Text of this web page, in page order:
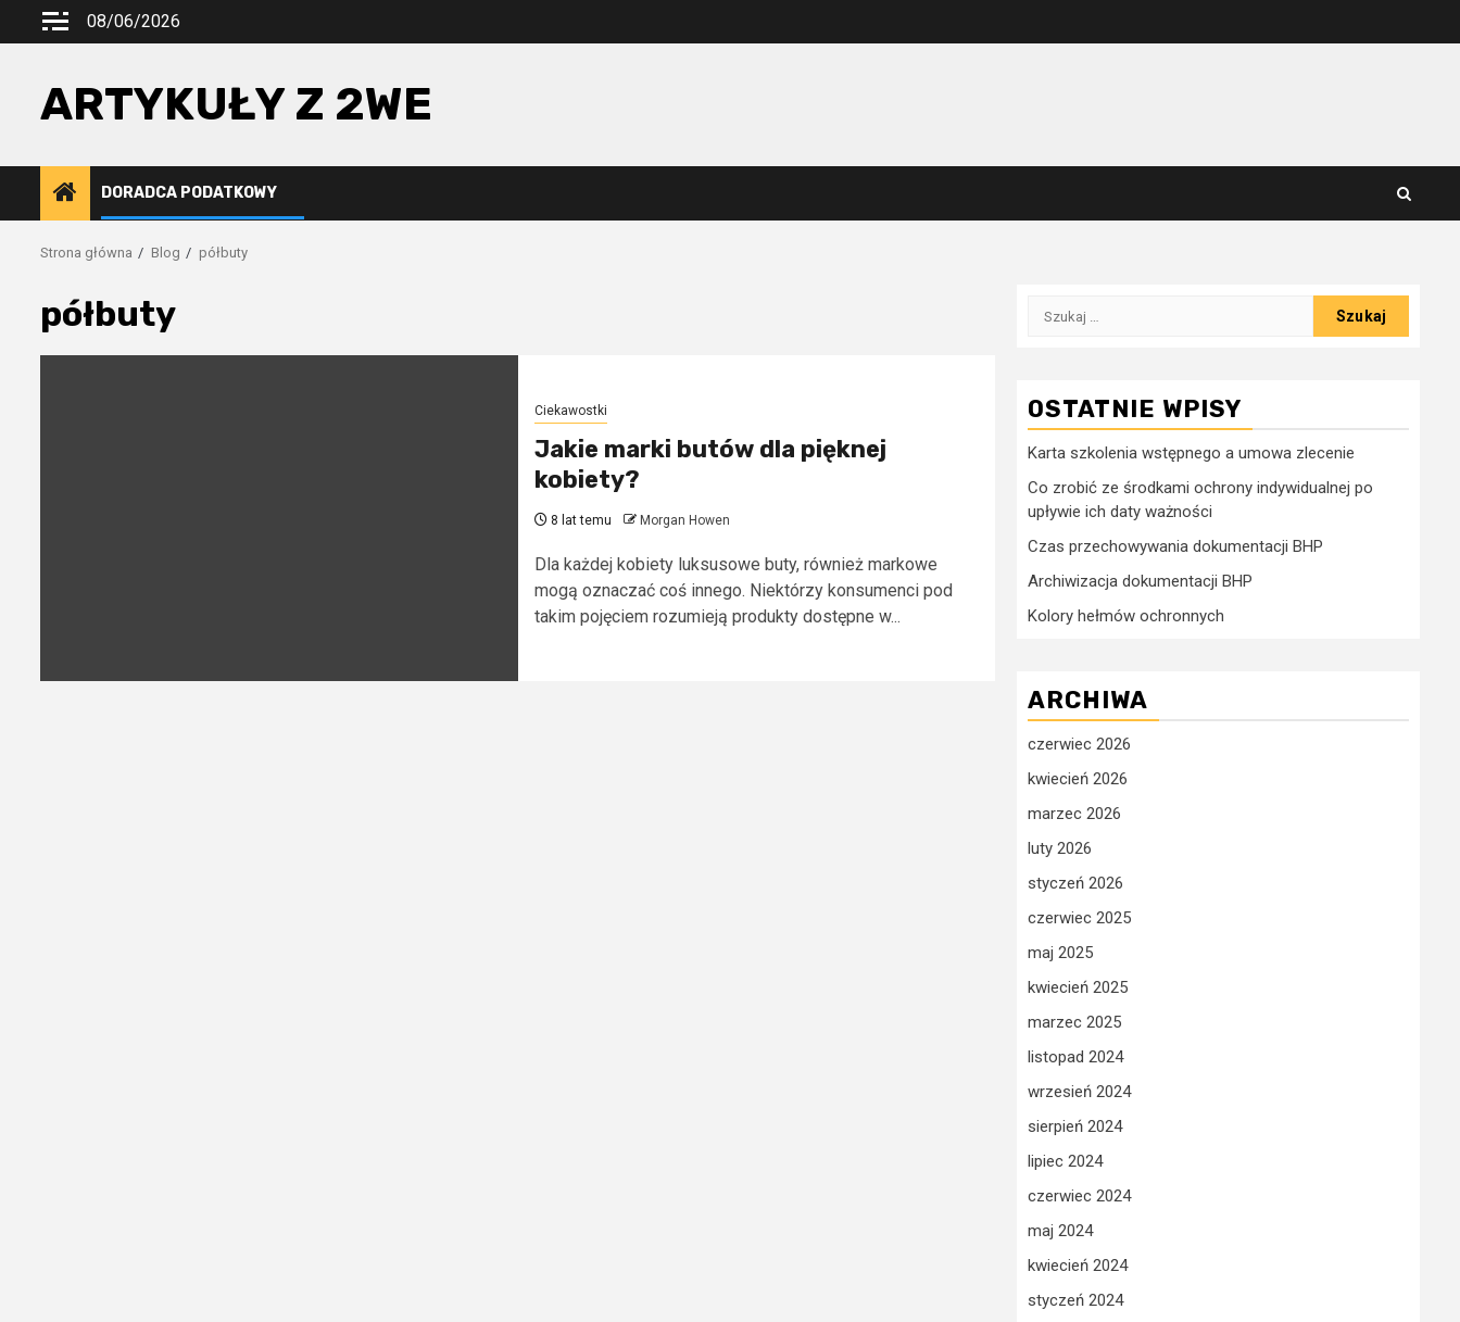
Przejdź
08/06/2026
ARTYKUŁY Z 2WE
DORADCA PODATKOWY
Strona główna Blog półbuty
półbuty
Ciekawostki
Jakie marki butów dla pięknej
kobiety?
8 lat temu Morgan Howen
Dla każdej kobiety luksusowe buty, również markowe
mogą oznaczać coś innego. Niektórzy konsumenci pod
takim pojęciem rozumieją produkty dostępne w...
Szukaj:
OSTATNIE WPISY
Karta szkolenia wstępnego a umowa zlecenie
Co zrobić ze środkami ochrony indywidualnej po
upływie ich daty ważności
Czas przechowywania dokumentacji BHP
Archiwizacja dokumentacji BHP
Kolory hełmów ochronnych
ARCHIWA
czerwiec 2026
kwiecień 2026
marzec 2026
luty 2026
styczeń 2026
czerwiec 2025
maj 2025
kwiecień 2025
marzec 2025
listopad 2024
wrzesień 2024
sierpień 2024
lipiec 2024
czerwiec 2024
maj 2024
kwiecień 2024
styczeń 2024